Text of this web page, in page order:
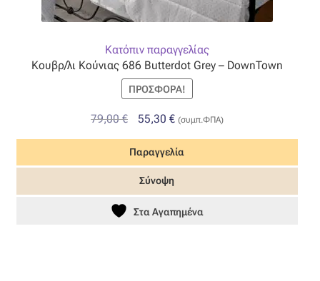
Κατόπιν παραγγελίας
Κουβρ/λι Κούνιας 686 Butterdot Grey – DownTown
ΠΡΟΣΦΟΡΆ!
79,00€
Original
was:
79,00 €.
55,30 €Η
τιμή
είναι:
(συμπ.ΦΠΑ)
Παραγγελία
Σύνοψη
Στα Αγαπημένα